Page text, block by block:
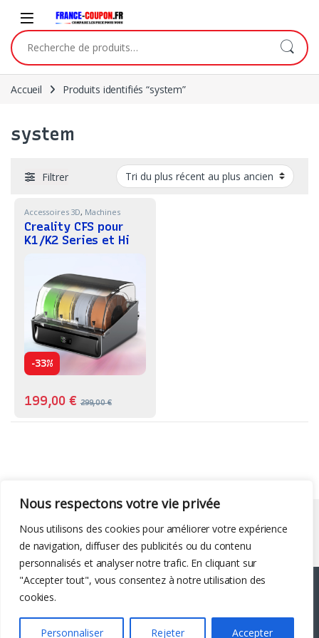
Nous respectons votre vie privée
Nous utilisons des cookies pour améliorer votre expérience
de navigation, diffuser des publicités ou du contenu
personnalisés et analyser notre trafic. En cliquant sur
"Accepter tout", vous consentez à notre utilisation des
cookies.
Personnaliser Rejeter Accepter
Recherche pour :
Accueil Produits identifiés “system”
system
Filtrer
Accessoires 3D, Machines
Creality CFS pour
K1/K2 Series et Hi
-33%
199,00€ 299,00€
Liens utiles